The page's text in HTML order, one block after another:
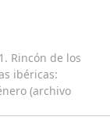
Rincón de los
ibéricas:
(archivo